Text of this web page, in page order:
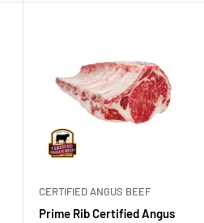
CERTIFIED ANGUS BEEF
Prime Rib Certified Angus